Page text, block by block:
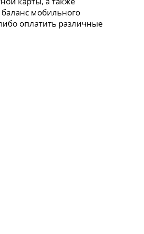
мобильного
оплатить различные